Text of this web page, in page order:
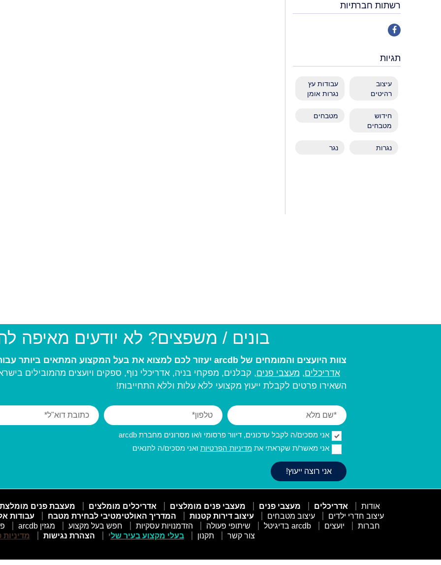
רשתות חברתיות
תגיות
עיצוב
רהיטים
עבודות עץ
נגרות אומן
חידוש
מטבחים
מטבחים
נגרות נגר
בונים / משפצים? לא יודעים מאיפה
צוות היועצים והמומחים של arcdb יעזור לכם למצוא את בעל המקצוע המתאים ביותר עבורכם:
אדריכלים, מעצבי פנים, קבלנים, מפקחי בניה, אדריכלי נוף, ספקים ויועצים מהמובילים
השאירו פרטים לקבלת ייעוץ מקצועי ללא עלות וללא התחייבות!
אני מסכים/ה לקבל עדכונים, דיוור פרסומי ו/או מסרונים מחברת arcdb
אני מאשר/ת שקראתי את מדיניות הפרטיות ואני מסכים/ה לתנאים
אודות אדריכלים מעצבי פנים מעצבי פנים מומלצים אדריכלים מומלצים מעצבת פנים מומלצת
עיצוב חדרי ילדים
עיצוב מטבחים עיצוב דירות קטנות המדריך האולטימטיבי לבחירת מטבח עבודות
חברות
יועצים arcdb בדיגיטל שיתופי פעולה הזדמנויות עסקיות חפש בעל מקצוע מגזין arcdb
צור קשר
תקנון בעלי מקצוע בעיר שלי הצהרת נגישות מדיניות